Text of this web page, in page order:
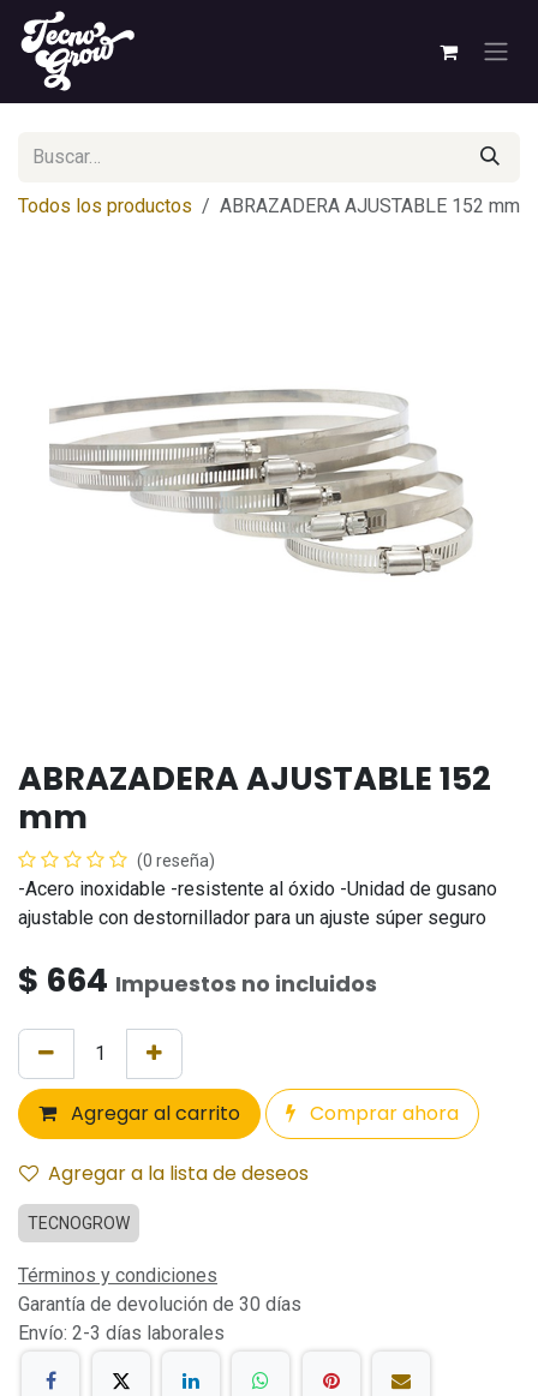
Ir al contenido
Todos los productos ABRAZADERA AJUSTABLE 152 mm
ABRAZADERA AJUSTABLE 152
mm
(0 reseña)
-Acero inoxidable -resistente al óxido -Unidad de gusano
ajustable con destornillador para un ajuste súper seguro
$ 664 Impuestos no incluidos
Agregar al carrito Comprar ahora
Agregar a la lista de deseos
TECNOGROW
Términos y condiciones
Garantía de devolución de 30 días
Envío: 2-3 días laborales